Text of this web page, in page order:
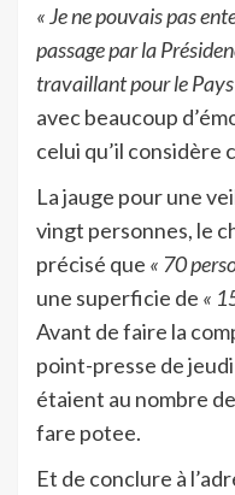
« Je ne pouvais pas
passage par la
travaillant pour le Pays
avec beaucoup
celui qu’il considère
La jauge pour une
vingt personnes, le
précisé que « 70
une superficie de «
Avant de faire la
point-presse de
étaient au nombre de
fare potee.
Et de conclure à